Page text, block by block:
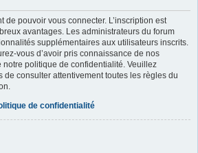
de pouvoir vous connecter. L’inscription est
avantages. Les administrateurs du forum
supplémentaires aux utilisateurs inscrits.
vous d’avoir pris connaissance de nos
notre politique de confidentialité. Veuillez
de consulter attentivement toutes les règles du
de confidentialité